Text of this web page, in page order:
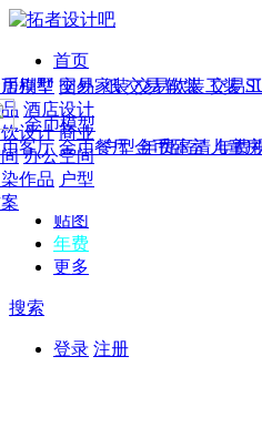
首页
发现
年费 作品 图纸 交易 软装 工装
年费版块
费图纸 年费户型 年费高清 年费
作品
别墅 国外
酒店设计
设计 商业
办公空间
作品 户型
模型
模型 交易家装 交易软装 交易
金币模型
客厅 金币餐厅 金币卧室 儿童房
CAD
概念
贴图
年费
更多
搜索
登录 注册